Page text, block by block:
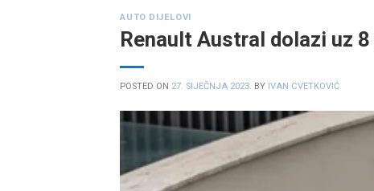
AUTO DIJELOVI
Renault Austral dolazi uz
POSTED ON 27. SIJEČNJA 2023. BY IVAN CVETKOVIĆ